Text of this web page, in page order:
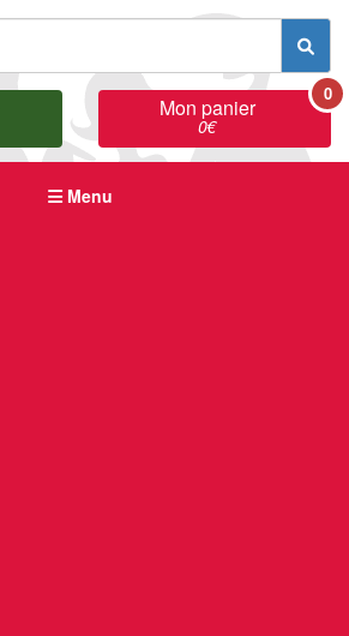
Mon panier
0€
0
Menu